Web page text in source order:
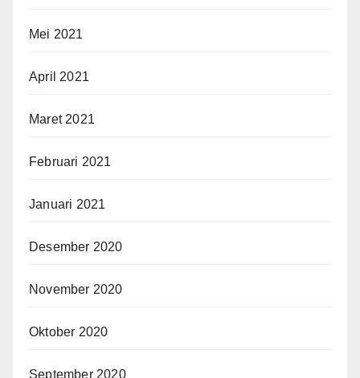
Mei 2021
April 2021
Maret 2021
Februari 2021
Januari 2021
Desember 2020
November 2020
Oktober 2020
September 2020